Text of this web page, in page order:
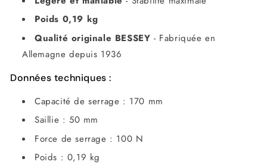
Poids 0,19 kg
Qualité originale BESSEY - Fabriquée en
Allemagne depuis 1936
Données techniques :
Capacité de serrage : 170 mm
Saillie : 50 mm
Force de serrage : 100 N
Poids : 0,19 kg